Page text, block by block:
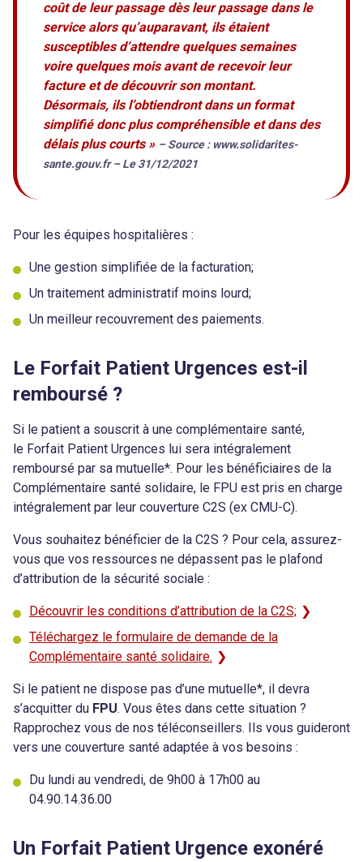
coût de leur passage dès leur passage dans le
service alors qu’auparavant, ils étaient
susceptibles d’attendre quelques semaines
voire quelques mois avant de recevoir leur
facture et de découvrir son montant.
Désormais, ils l’obtiendront dans un format
simplifié donc plus compréhensible et dans des
délais plus courts » – Source : www.solidarites-
sante.gouv.fr – Le 31/12/2021
Pour les équipes hospitalières :
Une gestion simplifiée de la facturation;
Un traitement administratif moins lourd;
Un meilleur recouvrement des paiements.
Le Forfait Patient Urgences est-il
remboursé ?
Si le patient a souscrit à une complémentaire santé,
le Forfait Patient Urgences lui sera intégralement
remboursé par sa mutuelle*. Pour les bénéficiaires de la
Complémentaire santé solidaire, le FPU est pris en charge
intégralement par leur couverture C2S (ex CMU-C).
Vous souhaitez bénéficier de la C2S ? Pour cela, assurez-
vous que vos ressources ne dépassent pas le plafond
d’attribution de la sécurité sociale :
Découvrir les conditions d’attribution de la C2S;
Téléchargez le formulaire de demande de la
Complémentaire santé solidaire.
Si le patient ne dispose pas d’une mutuelle*, il devra
s’acquitter du FPU. Vous êtes dans cette situation ?
Rapprochez vous de nos téléconseillers. Ils vous guideront
vers une couverture santé adaptée à vos besoins :
Du lundi au vendredi, de 9h00 à 17h00 au
04.90.14.36.00
Un Forfait Patient Urgence exonéré